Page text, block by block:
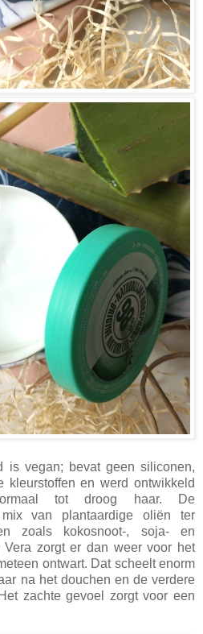
is vegan; bevat geen siliconen,
kleurstoffen en werd ontwikkeld
tot droog haar. De
van plantaardige oliën ter
zoals kokosnoot-, soja- en
zorgt er dan weer voor het
ontwart. Dat scheelt enorm
na het douchen en de verdere
zachte gevoel zorgt voor een